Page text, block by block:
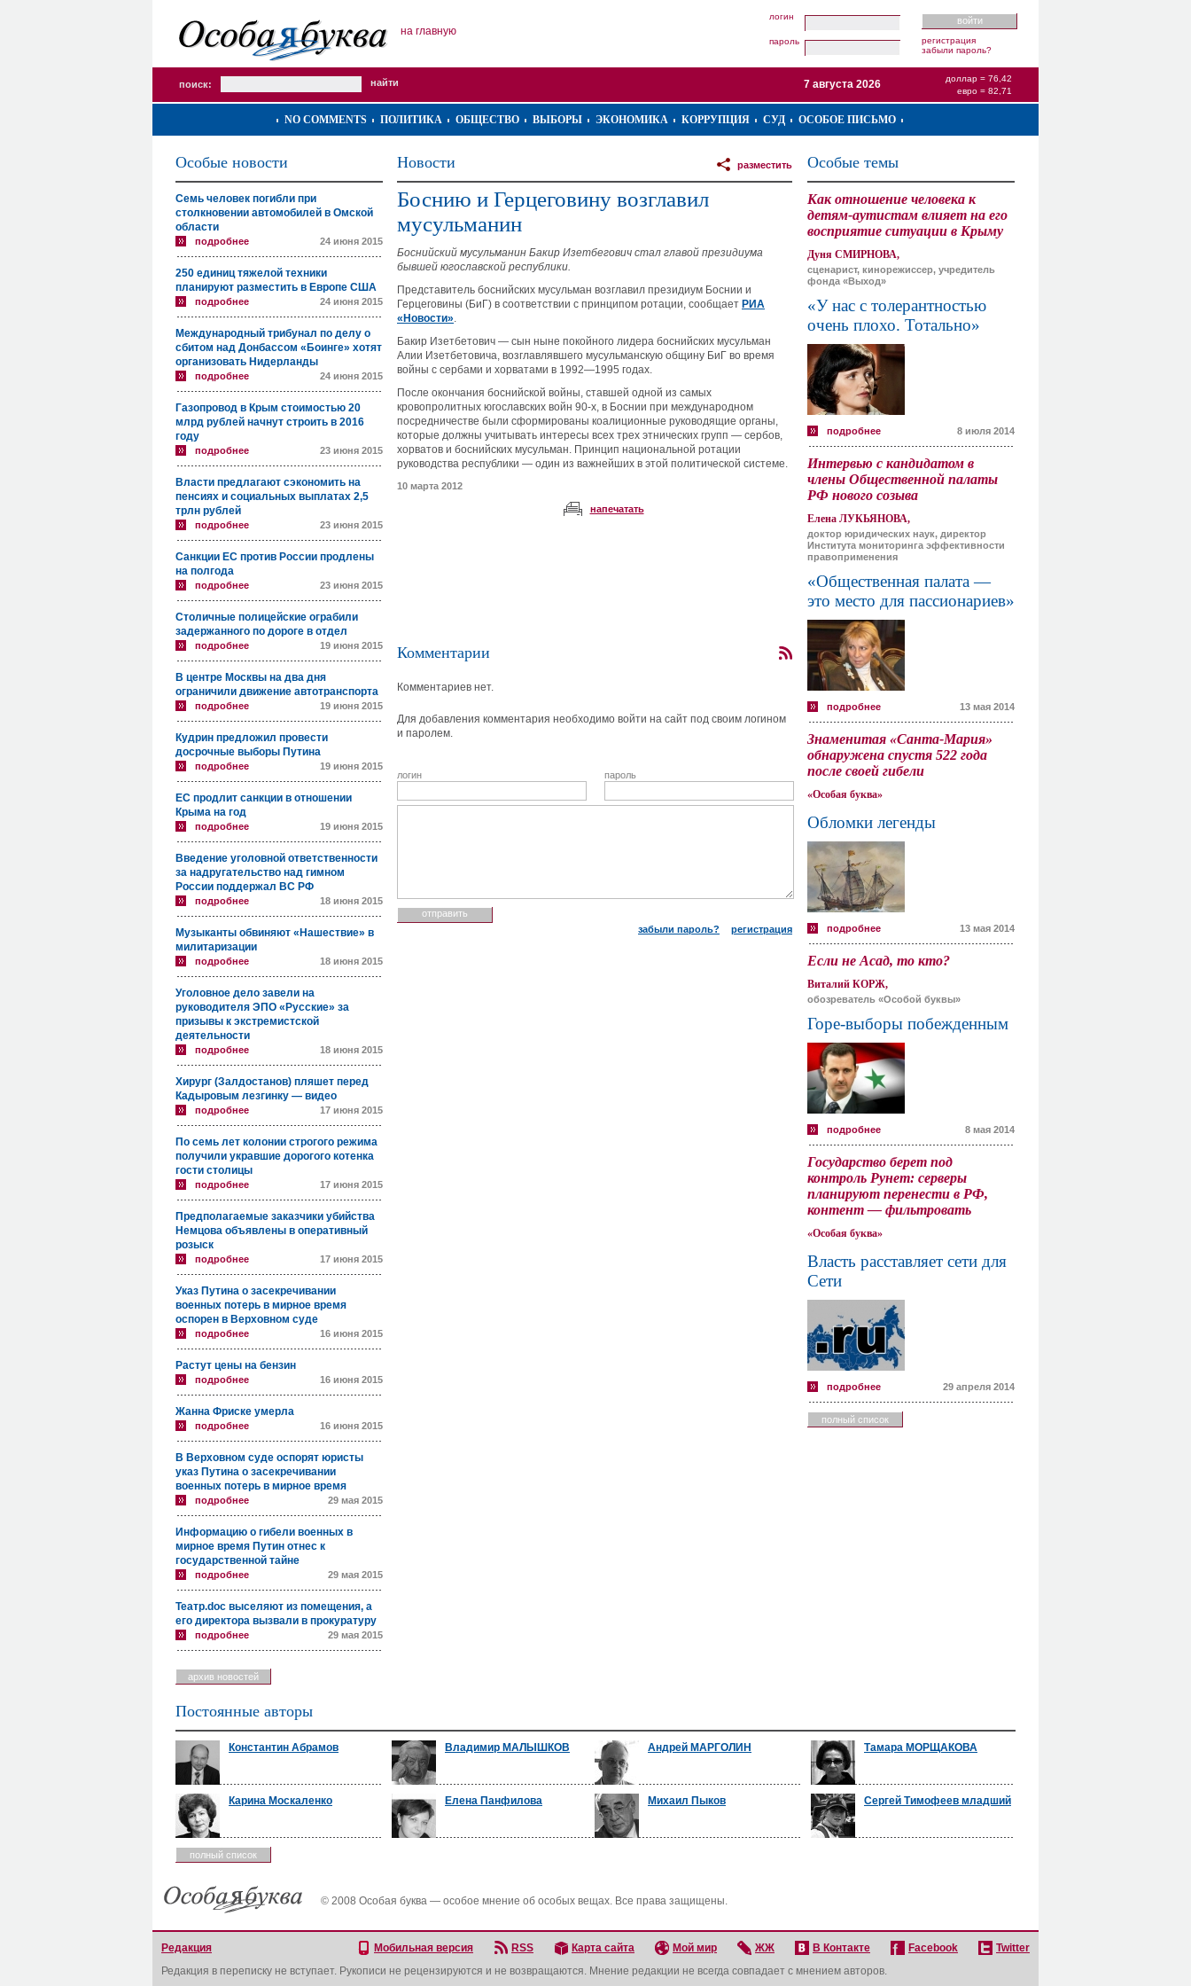
на главную
логин
пароль
регистрация
забыли пароль?
поиск:
доллар = 76,42
евро = 82,71
7 августа 2026
NO COMMENTS ПОЛИТИКА ОБЩЕСТВО ВЫБОРЫ ЭКОНОМИКА КОРРУПЦИЯ СУД ОСОБОЕ ПИСЬМО
Особые новости
Семь человек погибли при
столкновении автомобилей в Омской
области
подробнее 24 июня 2015
250 единиц тяжелой техники
планируют разместить в Европе США
подробнее 24 июня 2015
Международный трибунал по делу о
сбитом над Донбассом «Боинге» хотят
организовать Нидерланды
подробнее 24 июня 2015
Газопровод в Крым стоимостью 20
млрд рублей начнут строить в 2016
году
подробнее 23 июня 2015
Власти предлагают сэкономить на
пенсиях и социальных выплатах 2,5
трлн рублей
подробнее 23 июня 2015
Санкции ЕС против России продлены
на полгода
подробнее 23 июня 2015
Столичные полицейские ограбили
задержанного по дороге в отдел
подробнее 19 июня 2015
В центре Москвы на два дня
ограничили движение автотранспорта
подробнее 19 июня 2015
Кудрин предложил провести
досрочные выборы Путина
подробнее 19 июня 2015
ЕС продлит санкции в отношении
Крыма на год
подробнее 19 июня 2015
Введение уголовной ответственности
за надругательство над гимном
России поддержал ВС РФ
подробнее 18 июня 2015
Музыканты обвиняют «Нашествие» в
милитаризации
подробнее 18 июня 2015
Уголовное дело завели на
руководителя ЭПО «Русские» за
призывы к экстремистской
деятельности
подробнее 18 июня 2015
Хирург (Залдостанов) пляшет перед
Кадыровым лезгинку — видео
подробнее 17 июня 2015
По семь лет колонии строгого режима
получили укравшие дорогого котенка
гости столицы
подробнее 17 июня 2015
Предполагаемые заказчики убийства
Немцова объявлены в оперативный
розыск
подробнее 17 июня 2015
Указ Путина о засекречивании
военных потерь в мирное время
оспорен в Верховном суде
подробнее 16 июня 2015
Растут цены на бензин
подробнее 16 июня 2015
Жанна Фриске умерла
подробнее 16 июня 2015
В Верховном суде оспорят юристы
указ Путина о засекречивании
военных потерь в мирное время
подробнее 29 мая 2015
Информацию о гибели военных в
мирное время Путин отнес к
государственной тайне
подробнее 29 мая 2015
Театр.doc выселяют из помещения, а
его директора вызвали в прокуратуру
подробнее 29 мая 2015
архив новостей
Новости разместить
Боснию и Герцеговину возглавил
мусульманин
Боснийский мусульманин Бакир Изетбегович стал главой президиума
бывшей югославской республики.
Представитель боснийских мусульман возглавил президиум Боснии и
Герцеговины (БиГ) в соответствии с принципом ротации, сообщает РИА
«Новости».
Бакир Изетбетович — сын ныне покойного лидера боснийских мусульман
Алии Изетбетовича, возглавлявшего мусульманскую общину БиГ во время
войны с сербами и хорватами в 1992—1995 годах.
После окончания боснийской войны, ставшей одной из самых
кровопролитных югославских войн 90-х, в Боснии при международном
посредничестве были сформированы коалиционные руководящие органы,
которые должны учитывать интересы всех трех этнических групп — сербов,
хорватов и боснийских мусульман. Принцип национальной ротации
руководства республики — один из важнейших в этой политической системе.
10 марта 2012
напечатать
Комментарии
Комментариев нет.
Для добавления комментария необходимо войти на сайт под своим логином
и паролем.
логин пароль
забыли пароль? регистрация
Особые темы
Как отношение человека к
детям-аутистам влияет на его
восприятие ситуации в Крыму
Дуня СМИРНОВА,
сценарист, кинорежиссер, учредитель
фонда «Выход»
«У нас с толерантностью
очень плохо. Тотально»
подробнее 8 июля 2014
Интервью с кандидатом в
члены Общественной палаты
РФ нового созыва
Елена ЛУКЬЯНОВА,
доктор юридических наук, директор
Института мониторинга эффективности
правоприменения
«Общественная палата —
это место для пассионариев»
подробнее 13 мая 2014
Знаменитая «Санта-Мария»
обнаружена спустя 522 года
после своей гибели
«Особая буква»
Обломки легенды
подробнее 13 мая 2014
Если не Асад, то кто?
Виталий КОРЖ,
обозреватель «Особой буквы»
Горе-выборы побежденным
подробнее 8 мая 2014
Государство берет под
контроль Рунет: серверы
планируют перенести в РФ,
контент — фильтровать
«Особая буква»
Власть расставляет сети для
Сети
подробнее 29 апреля 2014
полный список
Постоянные авторы
Константин Абрамов Владимир МАЛЫШКОВ Андрей МАРГОЛИН Тамара МОРЩАКОВА
Карина Москаленко Елена Панфилова Михаил Пыков Сергей Тимофеев младший
полный список
© 2008 Особая буква — особое мнение об особых вещах. Все права защищены.
Редакция Мобильная версия RSS Карта сайта Мой мир ЖЖ В Контакте Facebook
Twitter
Редакция в переписку не вступает. Рукописи не рецензируются и не возвращаются. Мнение редакции не всегда совпадает с мнением авторов.